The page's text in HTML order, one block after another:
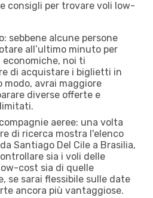
consigli per trovare voli low-
sebbene alcune persone
all’ultimo minuto per
noi ti
di acquistare i biglietti in
modo, avrai maggiore
diverse offerte e
aeree: una volta
di ricerca mostra l'elenco
Santiago Del Cile a Brasilia,
sia i voli delle
cost sia di quelle
se sarai flessibile sulle date
ancora più vantaggiose.